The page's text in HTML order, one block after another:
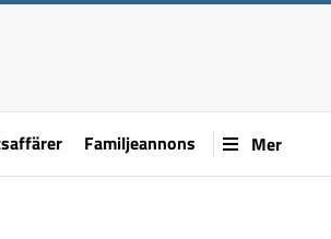
Familjeannons Mer